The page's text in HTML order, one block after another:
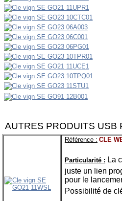
AUTRES PRODUITS USB
Référence : CLE
Particularité : La
juste un lien
pour le
Possibilité de